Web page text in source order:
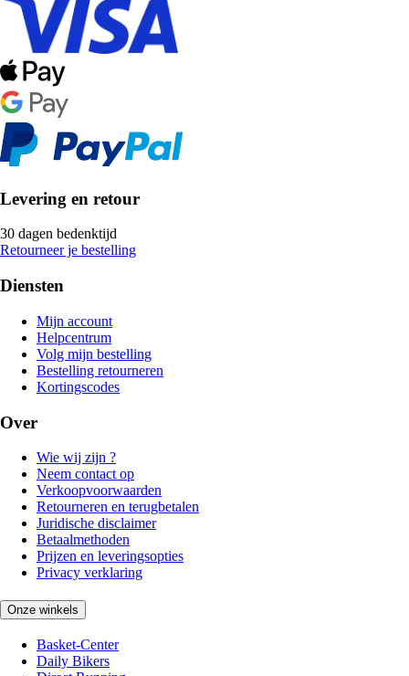
Levering en retour
30 dagen bedenktijd
Retourneer je bestelling
Diensten
Mijn account
Helpcentrum
Volg mijn bestelling
Bestelling retourneren
Kortingscodes
Over
Wie wij zijn ?
Neem contact op
Verkoopvoorwaarden
Retourneren en terugbetalen
Juridische disclaimer
Betaalmethoden
Prijzen en leveringsopties
Privacy verklaring
Onze winkels
Basket-Center
Daily Bikers